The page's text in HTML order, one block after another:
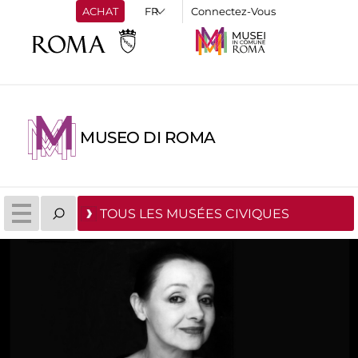
ACHAT Connectez-Vous
MUSEO DI ROMA
TOUS LES MUSÉES CIVIQUES